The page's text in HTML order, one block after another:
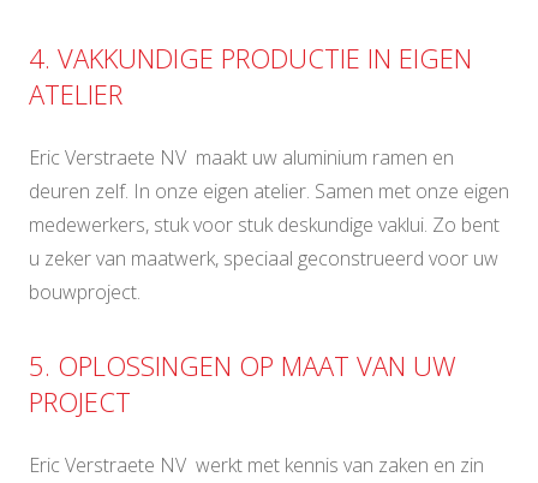
4. VAKKUNDIGE PRODUCTIE IN EIGEN
ATELIER
Eric Verstraete NV maakt uw aluminium ramen en
deuren zelf. In onze eigen atelier. Samen met onze eigen
medewerkers, stuk voor stuk deskundige vaklui. Zo bent
u zeker van maatwerk, speciaal geconstrueerd voor uw
bouwproject.
5. OPLOSSINGEN OP MAAT VAN UW
PROJECT
Eric Verstraete NV werkt met kennis van zaken en zin